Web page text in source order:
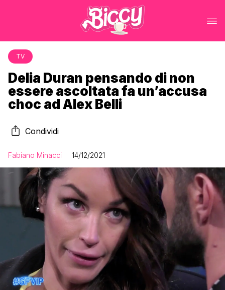
TV
Delia Duran pensando di non
essere ascoltata fa un’accusa
choc ad Alex Belli
Condividi
Fabiano Minacci 14/12/2021